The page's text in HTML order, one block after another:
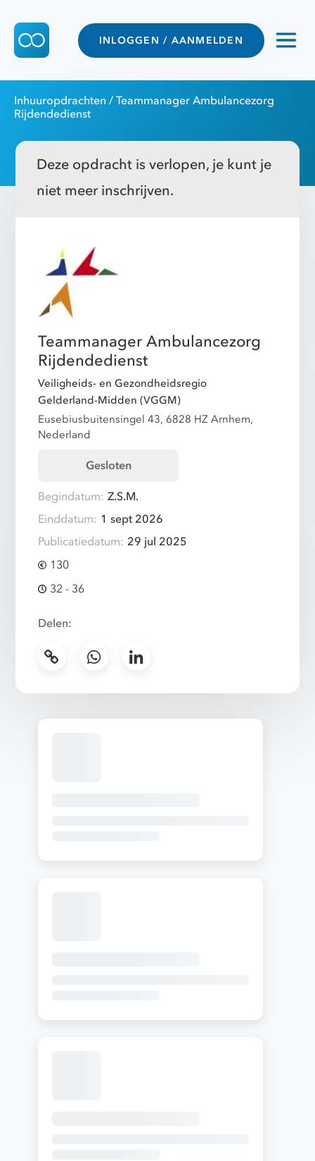
INLOGGEN / AANMELDEN
Inhuuropdrachten / Teammanager Ambulancezorg
Rijdendedienst
Deze opdracht is verlopen, je kunt je
niet meer inschrijven.
Teammanager Ambulancezorg
Rijdendedienst
Veiligheids- en Gezondheidsregio
Gelderland-Midden (VGGM)
Eusebiusbuitensingel 43, 6828 HZ Arnhem,
Nederland
Gesloten
Begindatum: Z.S.M.
Einddatum: 1 sept 2026
Publicatiedatum: 29 jul 2025
130
32 - 36
Delen: